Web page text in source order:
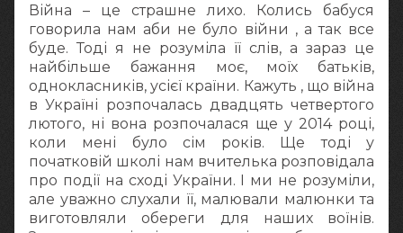
Війна – це страшне лихо. Колись бабуся
говорила нам аби не було війни , а так все
буде. Тоді я не розуміла її слів, а зараз це
найбільше бажання моє, моїх батьків,
однокласників, усієї країни. Кажуть , що війна
в Україні розпочалась двадцять четвертого
лютого, ні вона розпочалася ще у 2014 році,
коли мені було сім років. Ще тоді у
початковій школі нам вчителька розповідала
про події на сході України. І ми не розуміли,
але уважно слухали її, малювали малюнки та
виготовляли обереги для наших воїнів.